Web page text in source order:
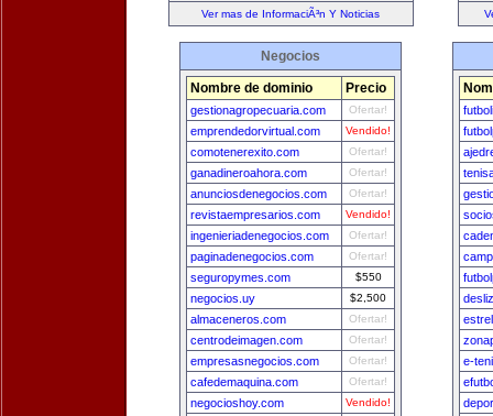
Ver mas de InformaciÃ³n Y Noticias
Negocios
Nombre de dominio Precio
gestionagropecuaria.com Ofertar!
emprendedorvirtual.com Vendido!
comotenerexito.com Ofertar!
ganadineroahora.com Ofertar!
anunciosdenegocios.com Ofertar!
revistaempresarios.com Vendido!
ingenieriadenegocios.com Ofertar!
paginadenegocios.com Ofertar!
seguropymes.com $550
negocios.uy $2,500
almaceneros.com Ofertar!
centrodeimagen.com Ofertar!
empresasnegocios.com Ofertar!
cafedemaquina.com Ofertar!
negocioshoy.com Vendido!
e-